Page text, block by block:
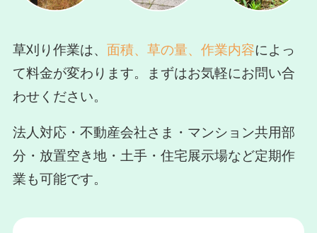
草刈り作業は、 面積、草の量、作業内容によっ
て料金が変わります。まずはお気軽にお問い合
わせください。
法人対応・不動産会社さま・マンション共用部
分・放置空き地・土手・住宅展示場など定期作
業も可能です。